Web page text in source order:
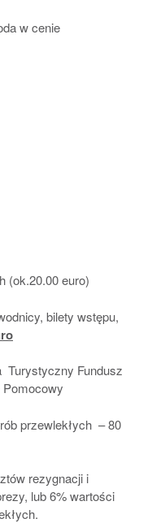
w cenie
(ok.20.00 euro)
bilety wstępu,
Turystyczny Fundusz
przewlekłych – 80
rezygnacji i
lub 6% wartości